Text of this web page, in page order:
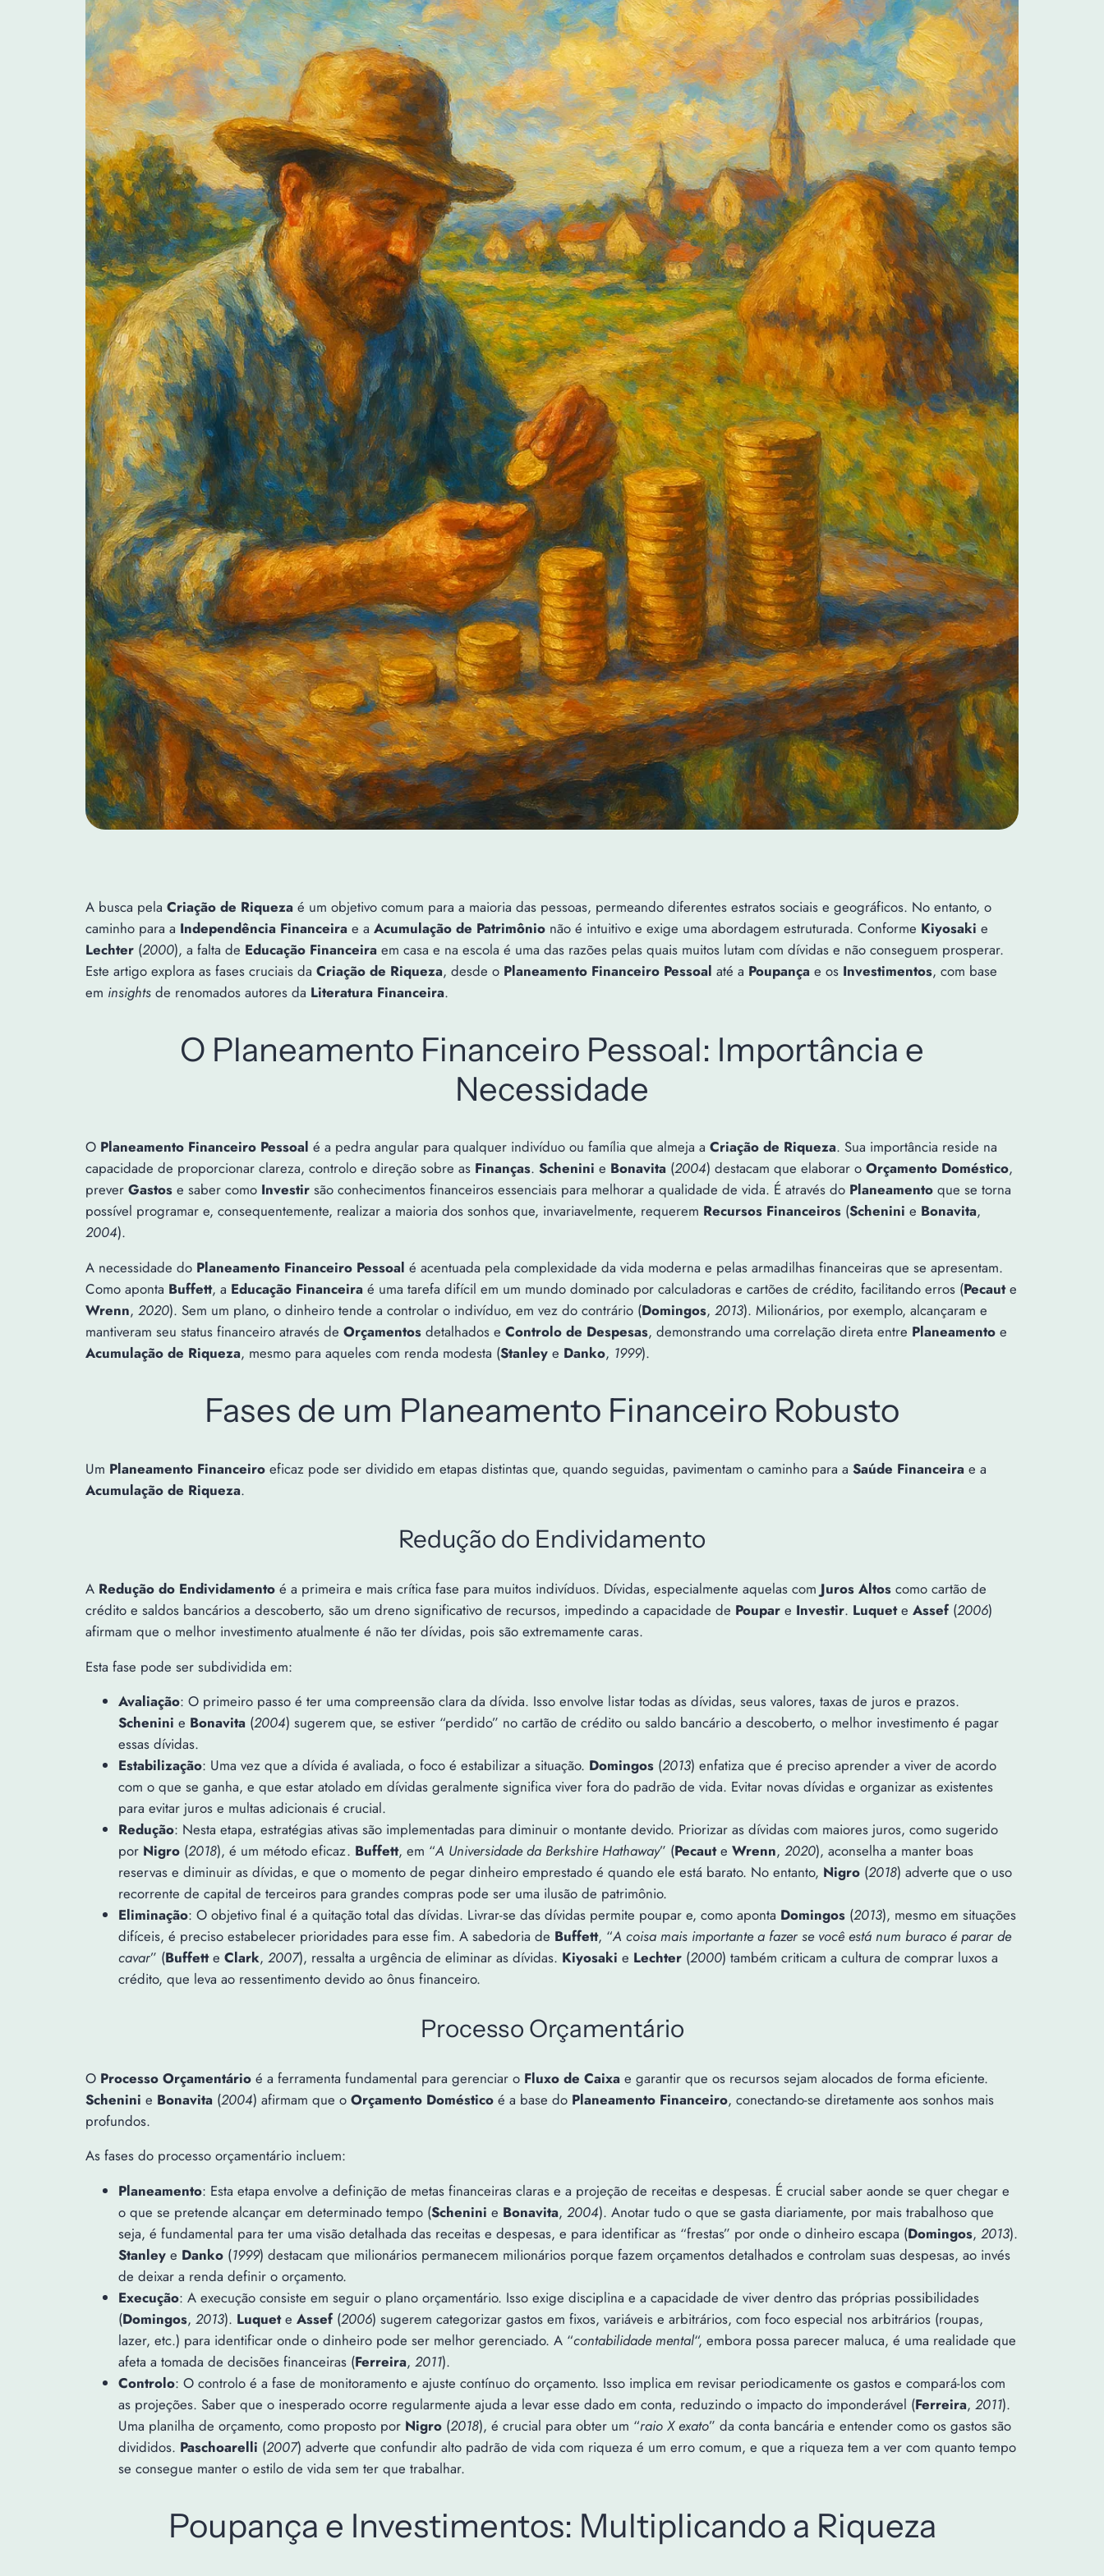
A busca pela Criação de Riqueza é um objetivo comum para a maioria das pessoas, permeando diferentes estratos sociais e geográficos. No entanto, o
caminho para a Independência Financeira e a Acumulação de Patrimônio não é intuitivo e exige uma abordagem estruturada. Conforme Kiyosaki e
Lechter (2000), a falta de Educação Financeira em casa e na escola é uma das razões pelas quais muitos lutam com dívidas e não conseguem prosperar.
Este artigo explora as fases cruciais da Criação de Riqueza, desde o Planeamento Financeiro Pessoal até a Poupança e os Investimentos, com base
em insights de renomados autores da Literatura Financeira.
O Planeamento Financeiro Pessoal: Importância e
Necessidade
O Planeamento Financeiro Pessoal é a pedra angular para qualquer indivíduo ou família que almeja a Criação de Riqueza. Sua importância reside na
capacidade de proporcionar clareza, controlo e direção sobre as Finanças. Schenini e Bonavita (2004) destacam que elaborar o Orçamento Doméstico,
prever Gastos e saber como Investir são conhecimentos financeiros essenciais para melhorar a qualidade de vida. É através do Planeamento que se torna
possível programar e, consequentemente, realizar a maioria dos sonhos que, invariavelmente, requerem Recursos Financeiros (Schenini e Bonavita,
2004).
A necessidade do Planeamento Financeiro Pessoal é acentuada pela complexidade da vida moderna e pelas armadilhas financeiras que se apresentam.
Como aponta Buffett, a Educação Financeira é uma tarefa difícil em um mundo dominado por calculadoras e cartões de crédito, facilitando erros (Pecaute
Wrenn, 2020). Sem um plano, o dinheiro tende a controlar o indivíduo, em vez do contrário (Domingos, 2013). Milionários, por exemplo, alcançaram e
mantiveram seu status financeiro através de Orçamentos detalhados e Controlo de Despesas, demonstrando uma correlação direta entre Planeamento e
Acumulação de Riqueza, mesmo para aqueles com renda modesta (Stanley e Danko, 1999).
Fases de um Planeamento Financeiro Robusto
Um Planeamento Financeiro eficaz pode ser dividido em etapas distintas que, quando seguidas, pavimentam o caminho para a Saúde Financeira e a
Acumulação de Riqueza.
Redução do Endividamento
A Redução do Endividamento é a primeira e mais crítica fase para muitos indivíduos. Dívidas, especialmente aquelas com Juros Altos como cartão de
crédito e saldos bancários a descoberto, são um dreno significativo de recursos, impedindo a capacidade de Poupar e Investir. Luquete Assef(2006)
afirmam que o melhor investimento atualmente é não ter dívidas, pois são extremamente caras.
Esta fase pode ser subdividida em:
Avaliação: O primeiro passo é ter uma compreensão clara da dívida. Isso envolve listar todas as dívidas, seus valores, taxas de juros e prazos.
Schenini e Bonavita (2004) sugerem que, se estiver “perdido” no cartão de crédito ou saldo bancário a descoberto, o melhor investimento é pagar
essas dívidas.
Estabilização: Uma vez que a dívida é avaliada, o foco é estabilizar a situação. Domingos (2013) enfatiza que é preciso aprender a viver de acordo
com o que se ganha, e que estar atolado em dívidas geralmente significa viver fora do padrão de vida. Evitar novas dívidas e organizar as existentes
para evitar juros e multas adicionais é crucial.
Redução: Nesta etapa, estratégias ativas são implementadas para diminuir o montante devido. Priorizar as dívidas com maiores juros, como sugerido
por Nigro (2018), é um método eficaz. Buffett, em “A Universidade da Berkshire Hathaway” (Pecaute Wrenn, 2020), aconselha a manter boas
reservas e diminuir as dívidas, e que o momento de pegar dinheiro emprestado é quando ele está barato. No entanto, Nigro (2018) adverte que o uso
recorrente de capital de terceiros para grandes compras pode ser uma ilusão de patrimônio.
Eliminação: O objetivo final é a quitação total das dívidas. Livrar-se das dívidas permite poupar e, como aponta Domingos (2013), mesmo em situações
difíceis, é preciso estabelecer prioridades para esse fim. A sabedoria de Buffett, “A coisa mais importante a fazer se você está num buraco é parar de
cavar” (Buffette Clark, 2007), ressalta a urgência de eliminar as dívidas. Kiyosaki e Lechter (2000) também criticam a cultura de comprar luxos a
crédito, que leva ao ressentimento devido ao ônus financeiro.
Processo Orçamentário
O Processo Orçamentário é a ferramenta fundamental para gerenciar o Fluxo de Caixa e garantir que os recursos sejam alocados de forma eficiente.
Schenini e Bonavita (2004) afirmam que o Orçamento Doméstico é a base do Planeamento Financeiro, conectando-se diretamente aos sonhos mais
profundos.
As fases do processo orçamentário incluem:
Planeamento: Esta etapa envolve a definição de metas financeiras claras e a projeção de receitas e despesas. É crucial saber aonde se quer chegar e
o que se pretende alcançar em determinado tempo (Schenini e Bonavita, 2004). Anotar tudo o que se gasta diariamente, por mais trabalhoso que
seja, é fundamental para ter uma visão detalhada das receitas e despesas, e para identificar as “frestas” por onde o dinheiro escapa (Domingos, 2013).
Stanley e Danko (1999) destacam que milionários permanecem milionários porque fazem orçamentos detalhados e controlam suas despesas, ao invés
de deixar a renda definir o orçamento.
Execução: A execução consiste em seguir o plano orçamentário. Isso exige disciplina e a capacidade de viver dentro das próprias possibilidades
(Domingos, 2013). Luquete Assef(2006) sugerem categorizar gastos em fixos, variáveis e arbitrários, com foco especial nos arbitrários (roupas,
lazer, etc.) para identificar onde o dinheiro pode ser melhor gerenciado. A “contabilidade mental“, embora possa parecer maluca, é uma realidade que
afeta a tomada de decisões financeiras (Ferreira, 2011).
Controlo: O controlo é a fase de monitoramento e ajuste contínuo do orçamento. Isso implica em revisar periodicamente os gastos e compará-los com
as projeções. Saber que o inesperado ocorre regularmente ajuda a levar esse dado em conta, reduzindo o impacto do imponderável (Ferreira, 2011).
Uma planilha de orçamento, como proposto por Nigro (2018), é crucial para obter um “raio X exato” da conta bancária e entender como os gastos são
divididos. Paschoarelli (2007) adverte que confundir alto padrão de vida com riqueza é um erro comum, e que a riqueza tem a ver com quanto tempo
se consegue manter o estilo de vida sem ter que trabalhar.
Poupança e Investimentos: Multiplicando a Riqueza